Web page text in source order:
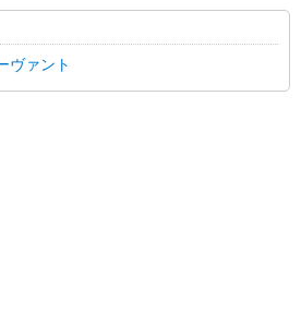
ヴァント